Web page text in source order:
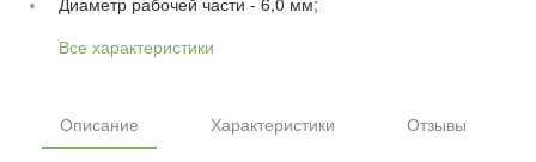
Все характеристики
Описание Характеристики Отзывы